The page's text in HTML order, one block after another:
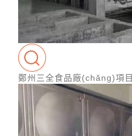
鄭州三全食品廠(chǎng)項目